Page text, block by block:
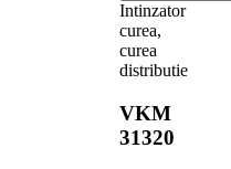
Intinzator
curea,
curea
distributie
VKM
31320